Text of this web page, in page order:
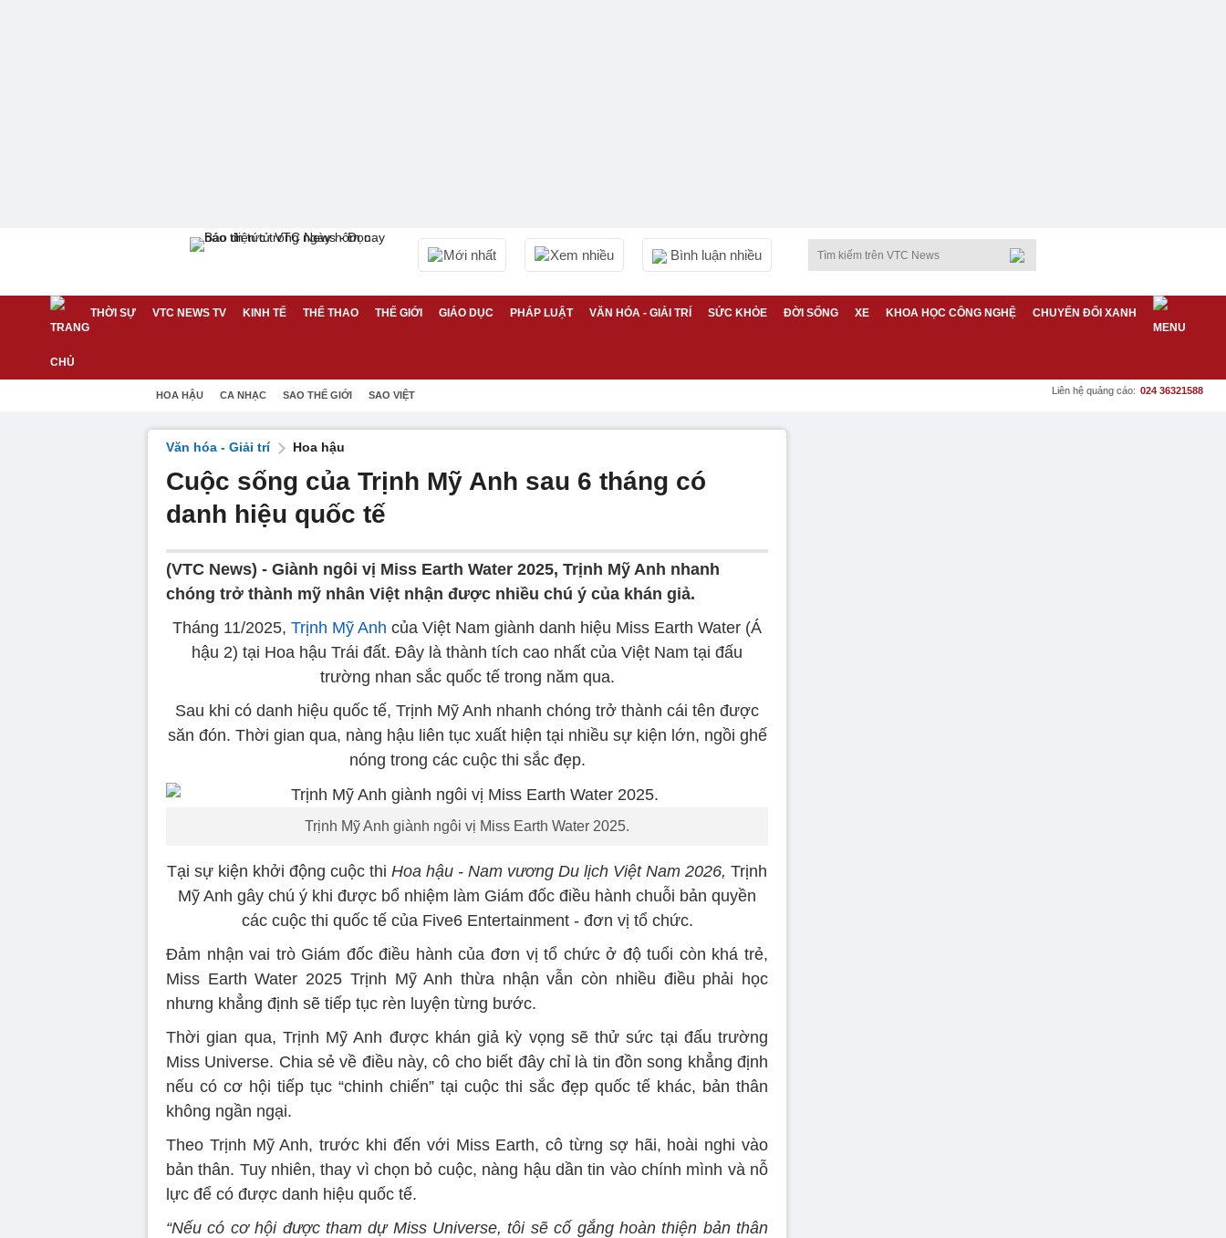
Mới nhất Xem nhiều Bình luận nhiều
THỜI SỰ VTC NEWS TV KINH TẾ THỂ THAO THẾ GIỚI GIÁO DỤC PHÁP LUẬT VĂN HÓA - GIẢI TRÍ SỨC KHỎE ĐỜI SỐNG XE KHOA HỌC CÔNG NGHỆ CHUYỂN ĐỔI XANH
HOA HẬU CA NHẠC SAO THẾ GIỚI SAO VIỆT Liên hệ quảng cáo: 024 36321588
Văn hóa - Giải trí Hoa hậu
Cuộc sống của Trịnh Mỹ Anh sau 6 tháng có
danh hiệu quốc tế
(VTC News) - Giành ngôi vị Miss Earth Water 2025, Trịnh Mỹ Anh nhanh
chóng trở thành mỹ nhân Việt nhận được nhiều chú ý của khán giả.
Tháng 11/2025, Trịnh Mỹ Anh của Việt Nam giành danh hiệu Miss Earth Water (Á
hậu 2) tại Hoa hậu Trái đất. Đây là thành tích cao nhất của Việt Nam tại đấu
trường nhan sắc quốc tế trong năm qua.
Sau khi có danh hiệu quốc tế, Trịnh Mỹ Anh nhanh chóng trở thành cái tên được
săn đón. Thời gian qua, nàng hậu liên tục xuất hiện tại nhiều sự kiện lớn, ngồi ghế
nóng trong các cuộc thi sắc đẹp.
Trịnh Mỹ Anh giành ngôi vị Miss Earth Water 2025.
Tại sự kiện khởi động cuộc thi Hoa hậu - Nam vương Du lịch Việt Nam 2026, Trịnh
Mỹ Anh gây chú ý khi được bổ nhiệm làm Giám đốc điều hành chuỗi bản quyền
các cuộc thi quốc tế của Five6 Entertainment - đơn vị tổ chức.
Đảm nhận vai trò Giám đốc điều hành của đơn vị tổ chức ở độ tuổi còn khá trẻ,
Miss Earth Water 2025 Trịnh Mỹ Anh thừa nhận vẫn còn nhiều điều phải học
nhưng khẳng định sẽ tiếp tục rèn luyện từng bước.
Thời gian qua, Trịnh Mỹ Anh được khán giả kỳ vọng sẽ thử sức tại đấu trường
Miss Universe. Chia sẻ về điều này, cô cho biết đây chỉ là tin đồn song khẳng định
nếu có cơ hội tiếp tục “chinh chiến” tại cuộc thi sắc đẹp quốc tế khác, bản thân
không ngần ngại.
Theo Trịnh Mỹ Anh, trước khi đến với Miss Earth, cô từng sợ hãi, hoài nghi vào
bản thân. Tuy nhiên, thay vì chọn bỏ cuộc, nàng hậu dần tin vào chính mình và nỗ
lực để có được danh hiệu quốc tế.
“Nếu có cơ hội được tham dự Miss Universe, tôi sẽ cố gắng hoàn thiện bản thân